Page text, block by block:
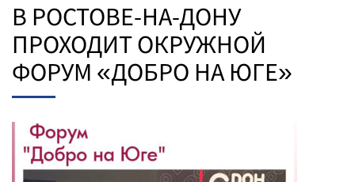
В РОСТОВЕ-НА-ДОНУ
ПРОХОДИТ ОКРУЖНОЙ
ФОРУМ «ДОБРО НА ЮГЕ»